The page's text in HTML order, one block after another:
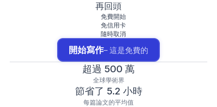
再回頭
免費開始
免信用卡
隨時取消
開始寫作– 這是免費的
超過 500 萬
全球學術界
節省了 5.2 小時
每篇論文的平均值